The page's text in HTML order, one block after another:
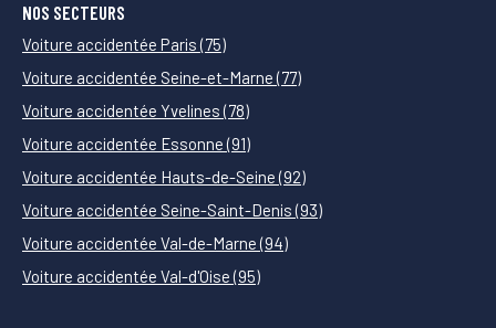
NOS SECTEURS
Voiture accidentée Paris (75)
Voiture accidentée Seine-et-Marne (77)
Voiture accidentée Yvelines (78)
Voiture accidentée Essonne (91)
Voiture accidentée Hauts-de-Seine (92)
Voiture accidentée Seine-Saint-Denis (93)
Voiture accidentée Val-de-Marne (94)
Voiture accidentée Val-d'Oise (95)